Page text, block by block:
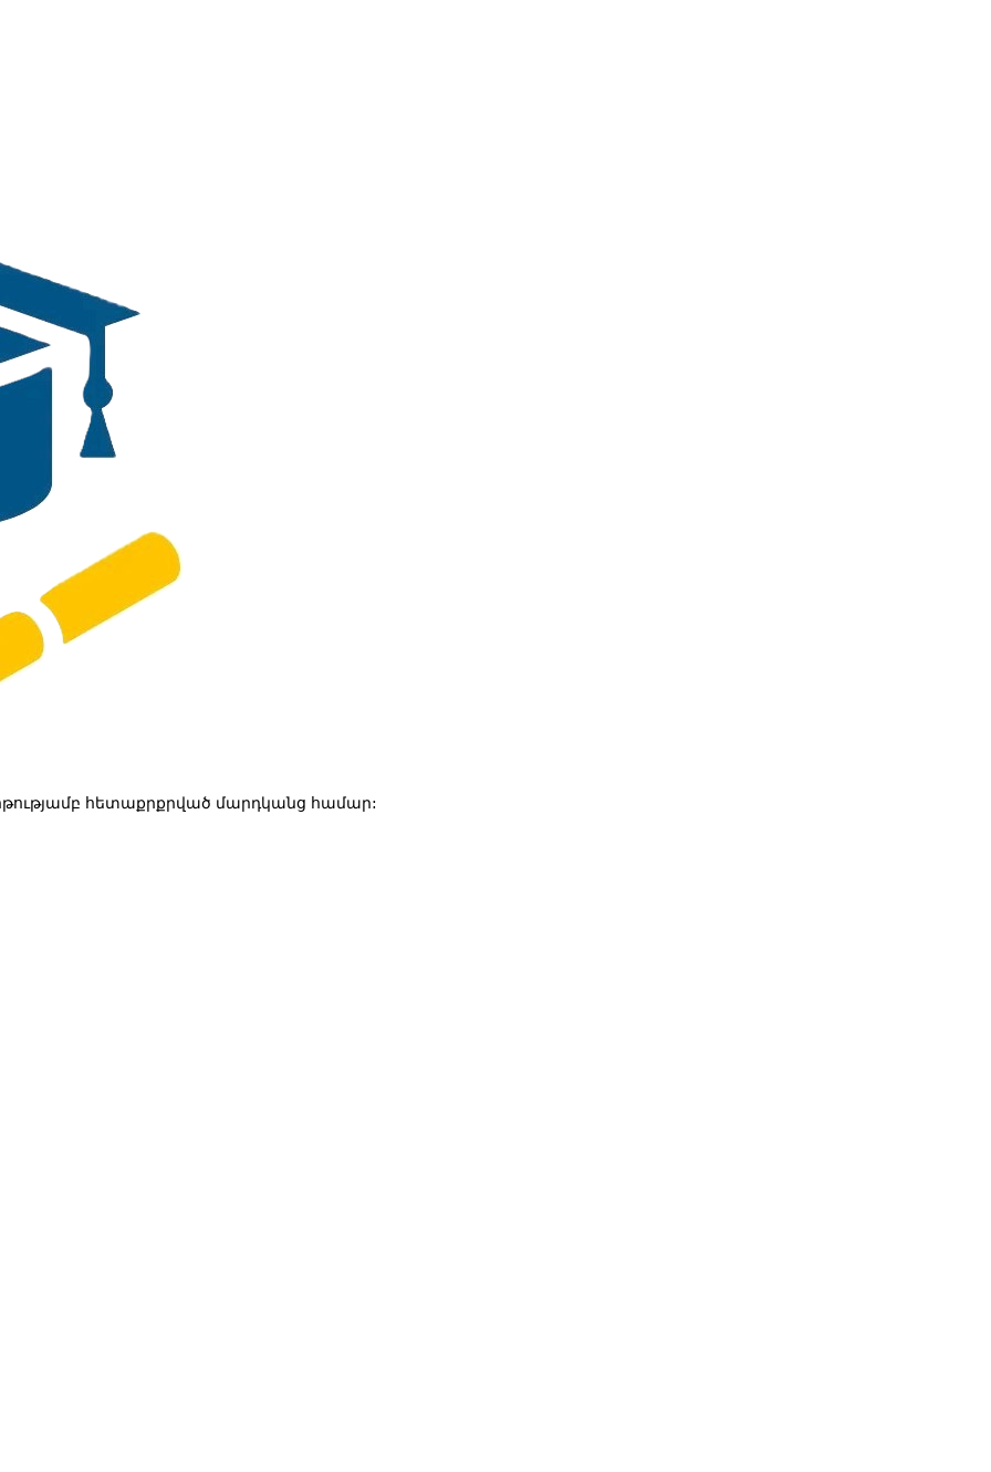
հետաքրքրված մարդկանց համար: